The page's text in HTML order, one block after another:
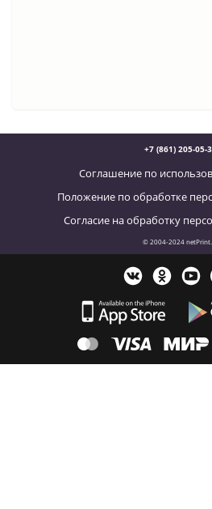
+7 (861) 205-05-
Соглашение по
Положение по обработке
Согласие на обработку
© 2004-2024